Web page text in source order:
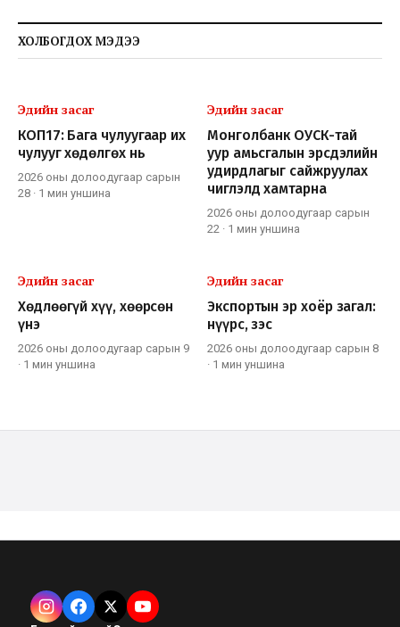
ХОЛБОГДОХ МЭДЭЭ
Эдийн засаг
КОП17: Бага чулуугаар их
чулууг хөдөлгөх нь
2026 оны долоодугаар сарын
28 · 1 мин уншина
Эдийн засаг
Монголбанк ОУСК-тай
уур амьсгалын эрсдэлийн
удирдлагыг сайжруулах
чиглэлд хамтарна
2026 оны долоодугаар сарын
22 · 1 мин уншина
Эдийн засаг
Хөдлөөгүй хүү, хөөрсөн
үнэ
2026 оны долоодугаар сарын 9
· 1 мин уншина
Эдийн засаг
Экспортын эр хоёр загал:
нүүрс, зэс
2026 оны долоодугаар сарын 8
· 1 мин уншина